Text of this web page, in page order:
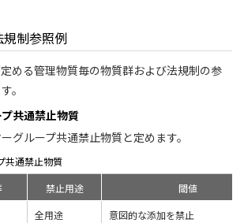
制参照例
める管理物質毎の物質群および法規制の参
。
共通禁止物質
グループ共通禁止物質と定めます。
共通禁止物質
禁止用途
閾値
全用途
意図的な添加を禁止